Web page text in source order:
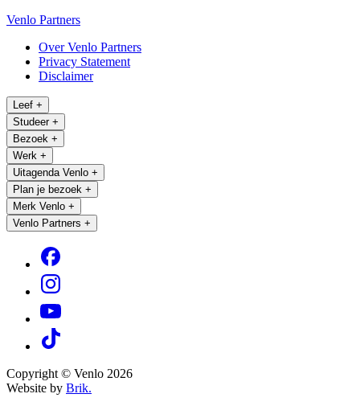
Venlo Partners
Over Venlo Partners
Privacy Statement
Disclaimer
Leef +
Studeer +
Bezoek +
Werk +
Uitagenda Venlo +
Plan je bezoek +
Merk Venlo +
Venlo Partners +
Copyright © Venlo 2026
Website by Brik.